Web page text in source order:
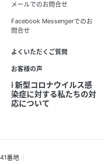
メールでのお問合せ
Facebook Messengerでのお
問合せ
よくいただくご質問
お客様の声
ℹ️ 新型コロナウイルス感
染症に対する私たちの対
応について
番地